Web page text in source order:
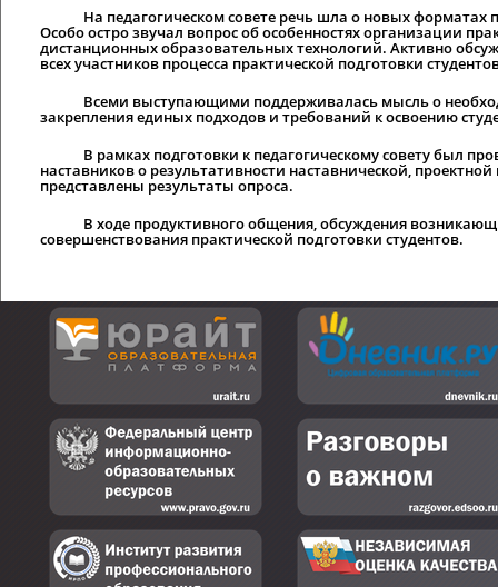
На педагогическом совете речь шла о новых форматах
Особо остро звучал вопрос об особенностях организации
дистанционных образовательных технологий. Активно
всех участников процесса практической подготовки
Всеми выступающими поддерживалась мысль о
закрепления единых подходов и требований к освоению
В рамках подготовки к педагогическому совету был
наставников о результативности наставнической,
представлены результаты опроса.
В ходе продуктивного общения, обсуждения
совершенствования практической подготовки студентов.